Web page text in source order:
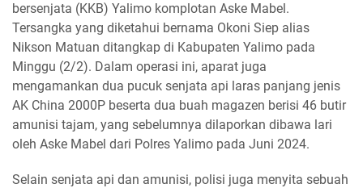
bersenjata (KKB) Yalimo komplotan Aske Mabel.
Tersangka yang diketahui bernama Okoni Siep alias
Nikson Matuan ditangkap di Kabupaten Yalimo pada
Minggu (2/2). Dalam operasi ini, aparat juga
mengamankan dua pucuk senjata api laras panjang jenis
AK China 2000P beserta dua buah magazen berisi 46 butir
amunisi tajam, yang sebelumnya dilaporkan dibawa lari
oleh Aske Mabel dari Polres Yalimo pada Juni 2024.
Selain senjata api dan amunisi, polisi juga menyita sebuah